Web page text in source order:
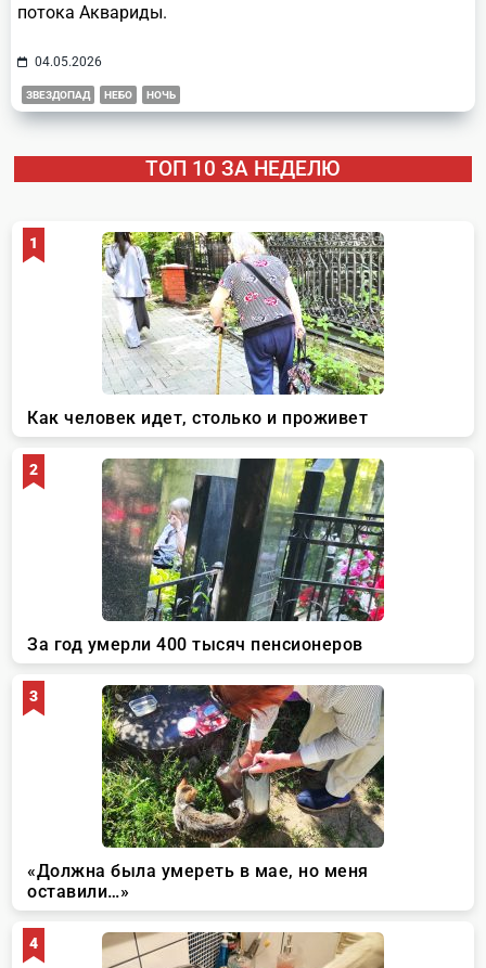
потока Аквариды.
04.05.2026
ЗВЕЗДОПАД НЕБО НОЧЬ
ТОП 10 ЗА НЕДЕЛЮ